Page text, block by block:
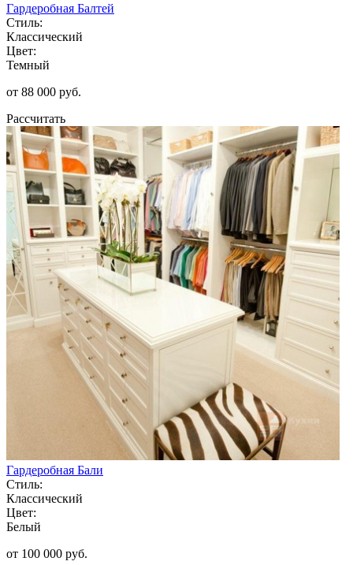
Гардеробная Балтей
Стиль:
Классический
Цвет:
Темный
от 88 000 руб.
Рассчитать
Гардеробная Бали
Стиль:
Классический
Цвет:
Белый
от 100 000 руб.